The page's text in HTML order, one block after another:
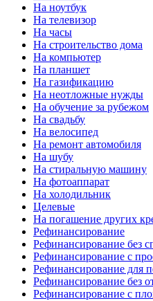
На ноутбук
На телевизор
На часы
На строительство дома
На компьютер
На планшет
На газификацию
На неотложные нужды
На обучение за рубежом
На свадьбу
На велосипед
На ремонт автомобиля
На шубу
На стиральную машину
На фотоаппарат
На холодильник
Целевые
На погашение других
Рефинансирование
Рефинансирование без
Рефинансирование с
Рефинансирование для
Рефинансирование без
Рефинансирование с